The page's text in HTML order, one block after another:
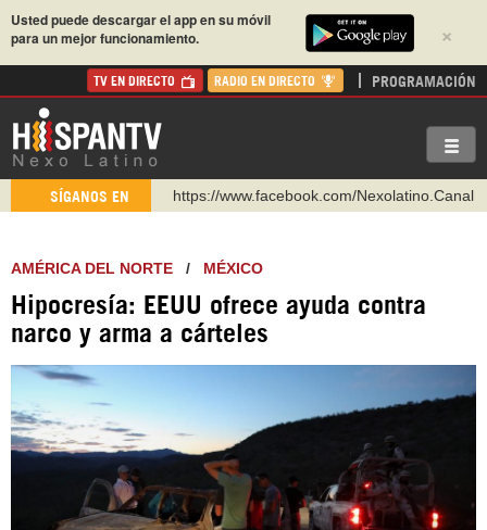
×
Usted puede descargar el app en su móvil
para un mejor funcionamiento.
TV EN DIRECTO RADIO EN DIRECTO PROGRAMACIÓN
SÍGANOS EN https://www.facebook.com/Nexolatino.Canal
https://www.youtube.com/@nexo_latino
https://t.me/hispantvcanal
https://urmedium.com/c/hispantv
WhatsApp y Viber: +98 921 79 29 404
AMÉRICA DEL NORTE / MÉXICO
Hipocresía: EEUU ofrece ayuda contra
narco y arma a cárteles